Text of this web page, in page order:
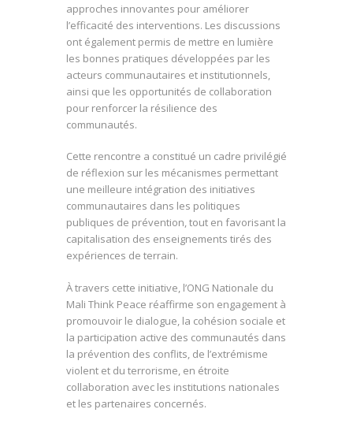
approches innovantes pour améliorer
l’efficacité des interventions. Les discussions
ont également permis de mettre en lumière
les bonnes pratiques développées par les
acteurs communautaires et institutionnels,
ainsi que les opportunités de collaboration
pour renforcer la résilience des
communautés.
Cette rencontre a constitué un cadre privilégié
de réflexion sur les mécanismes permettant
une meilleure intégration des initiatives
communautaires dans les politiques
publiques de prévention, tout en favorisant la
capitalisation des enseignements tirés des
expériences de terrain.
À travers cette initiative, l’ONG Nationale du
Mali Think Peace réaffirme son engagement à
promouvoir le dialogue, la cohésion sociale et
la participation active des communautés dans
la prévention des conflits, de l’extrémisme
violent et du terrorisme, en étroite
collaboration avec les institutions nationales
et les partenaires concernés.